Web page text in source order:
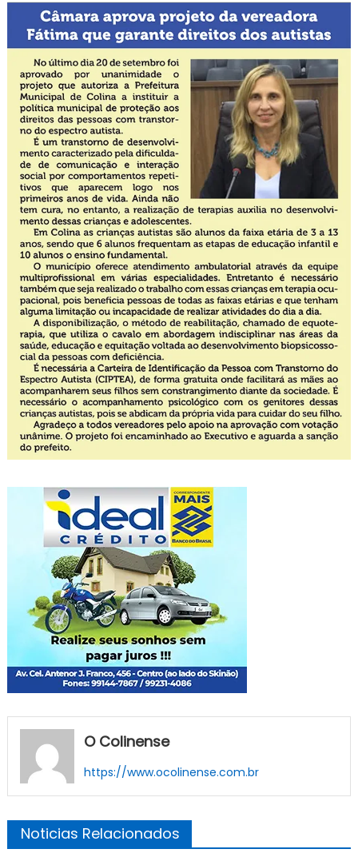
O Colinense
https://www.ocolinense.com.br
Noticias Relacionados